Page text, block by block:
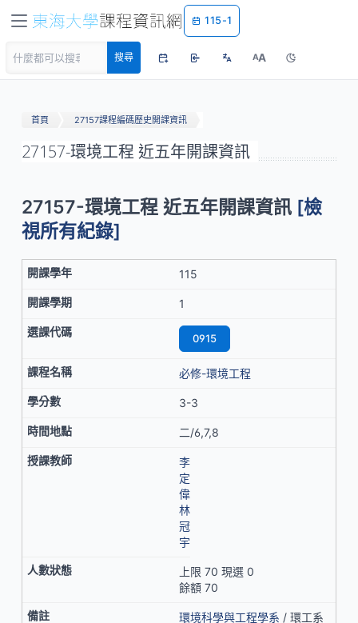
115-1
搜尋 AA
首頁 27157課程編碼歷史開課資訊
27157-環境工程 近五年開課資訊
27157-環境工程 近五年開課資訊 [檢
視所有紀錄]
115
1
0915
必修-環境工程
3-3
二/6,7,8
李
定
偉
林
冠
宇
上限 70 現選 0
餘額 70
環境科學與工程學系 / 環工系